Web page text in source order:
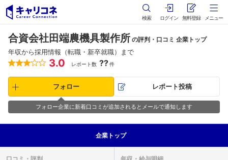
検索 ログイン 無料登録 メニュー
合資会社田端農機具製作所 の評判・口コミ 企業トップ
年収から採用情報（転職・新卒就職）まで
3.0 レポート数 ??件
フォロー レポート投稿
フォロー企業に新着口コミが追加されるとメールで通知します
企業 トップ
口コミ・ 評判 年収・ 給与明細